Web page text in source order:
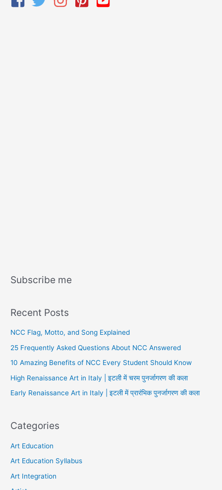
Subscribe me
Recent Posts
NCC Flag, Motto, and Song Explained
25 Frequently Asked Questions About NCC Answered
10 Amazing Benefits of NCC Every Student Should Know
High Renaissance Art in Italy | इटली में चरम पुनर्जागरण की कला
Early Renaissance Art in Italy | इटली में प्रारंभिक पुनर्जागरण की कला
Categories
Art Education
Art Education Syllabus
Art Integration
c